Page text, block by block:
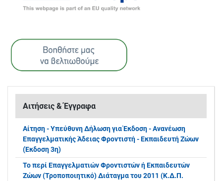
Αιτήσεις & Έγγραφα
Αίτηση - Υπεύθυνη Δήλωση για Έκδοση - Ανανέωση
Επαγγελματικής Άδειας Φροντιστή - Εκπαιδευτή Ζώων
(Έκδοση 3η)
Το περί Επαγγελματιών Φροντιστών ή Εκπαιδευτών
Ζώων (Τροποποιητικό) Διάταγμα του 2011 (Κ.Δ.Π.